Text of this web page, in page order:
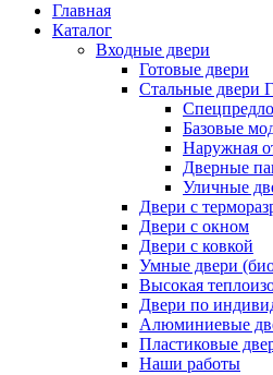
Главная
Каталог
Входные двери
Готовые двери
Стальные двери
Базовые
Наружная
Дверные
Уличные
Двери с
Двери с окном
Двери с ковкой
Умные двери
Высокая
Двери по
Алюминиевые
Пластиковые
Наши работы